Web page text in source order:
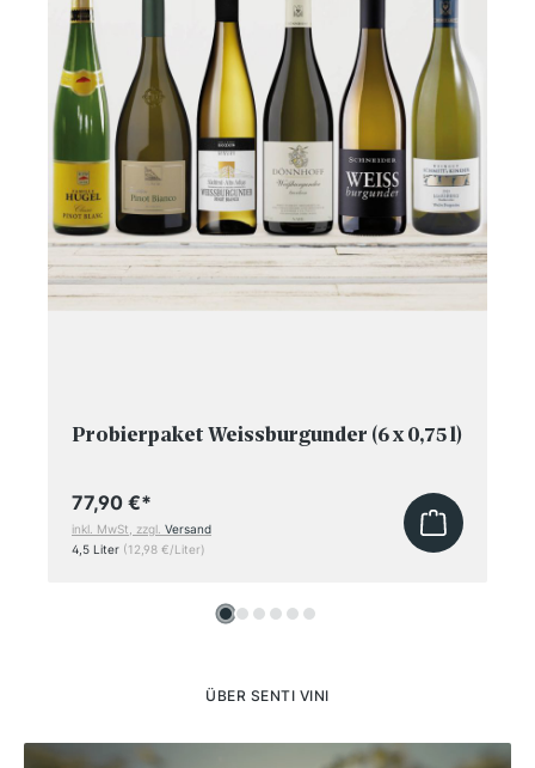
Probierpaket Weissburgunder (6 x 0,75 l)
77,90 €*
inkl. MwSt, zzgl. Versand
4,5 Liter (12,98 €/Liter)
ÜBER SENTI VINI